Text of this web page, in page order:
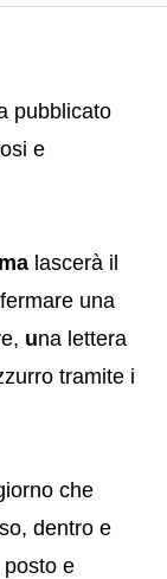
pubblicato
e
lascerà il
una
una lettera
tramite i
che
dentro e
e